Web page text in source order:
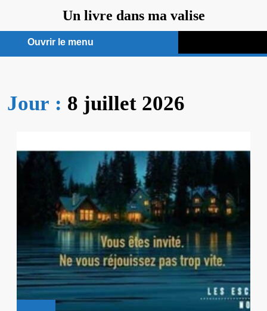
contenu
Un livre dans ma valise
Ouvrir le menu
menu
Jour : 8 juillet 2026